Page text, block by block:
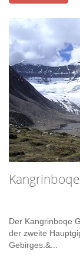
Der Kangrinboqe
der zweite
Gebirges.&...